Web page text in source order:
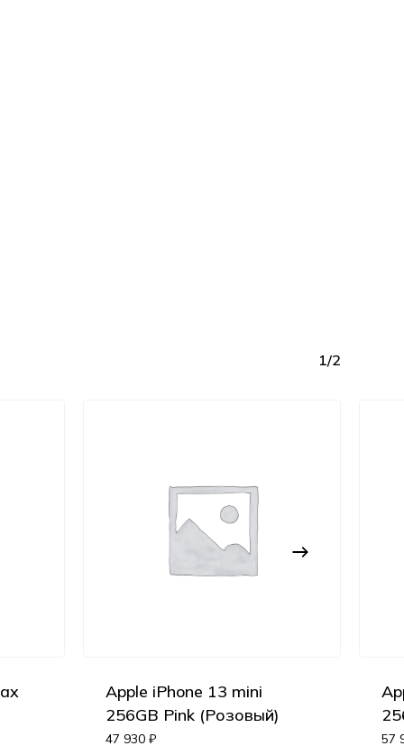
Корзина пуста.
1/2
Apple iPhone 13 mini
256GB Pink (Розовый)
47 930 ₽ 57